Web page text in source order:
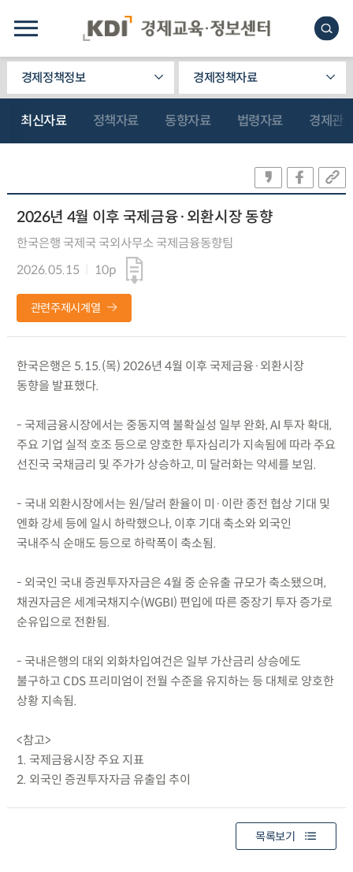
경제정책정보 경제정책자료
최신자료 정책자료 동향자료 법령자료 경제관
2026년 4월 이후 국제금융·외환시장 동향
한국은행 국제국 국외사무소 국제금융동향팀
2026.05.15
10p
관련주제시계열
한국은행은 5.15.(목) 2026년 4월 이후 국제금융·외환시장
동향을 발표했다.
- 국제금융시장에서는 중동지역 불확실성 일부 완화, AI 투자 확대,
주요 기업 실적 호조 등으로 양호한 투자심리가 지속됨에 따라 주요
선진국 국채금리 및 주가가 상승하고, 미 달러화는 약세를 보임.
- 국내 외환시장에서는 원/달러 환율이 미·이란 종전 협상 기대 및
엔화 강세 등에 일시 하락했으나, 이후 기대 축소와 외국인
국내주식 순매도 등으로 하락폭이 축소됨.
- 외국인 국내 증권투자자금은 4월 중 순유출 규모가 축소됐으며,
채권자금은 세계국채지수(WGBI) 편입에 따른 중장기 투자 증가로
순유입으로 전환됨.
- 국내은행의 대외 외화차입여건은 일부 가산금리 상승에도
불구하고 CDS 프리미엄이 전월 수준을 유지하는 등 대체로 양호한
상황 지속됨.
<참고>
1. 국제금융시장 주요 지표
2. 외국인 증권투자자금 유출입 추이
목록보기